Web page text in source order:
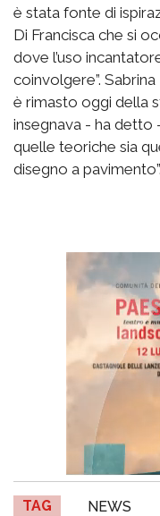
è stata fonte di
Di Francisca che si
dove l’uso
coinvolgere”.
è rimasto oggi della
insegnava - ha detto
quelle teoriche sia
disegno a pavimento”.
TAG NEWS